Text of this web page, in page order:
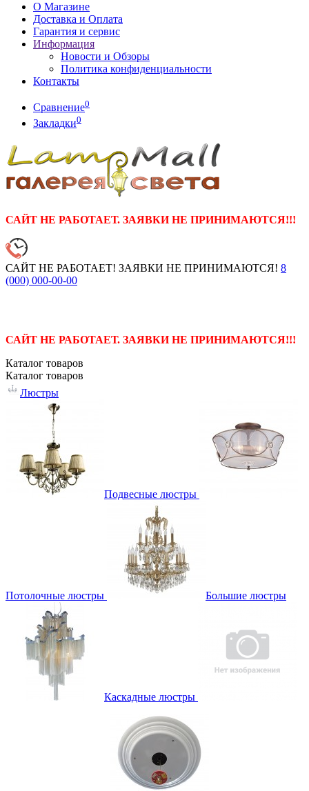
О Магазине
Доставка и Оплата
Гарантия и сервис
Информация
Новости и Обзоры
Политика конфиденциальности
Контакты
Сравнение0
Закладки0
САЙТ НЕ РАБОТАЕТ. ЗАЯВКИ НЕ ПРИНИМАЮТСЯ!!!
САЙТ НЕ РАБОТАЕТ! ЗАЯВКИ НЕ ПРИНИМАЮТСЯ! 8
(000) 000-00-00
САЙТ НЕ РАБОТАЕТ. ЗАЯВКИ НЕ ПРИНИМАЮТСЯ!!!
Каталог товаров
Каталог товаров
Люстры
Подвесные люстры
Потолочные люстры Большие люстры
Каскадные люстры